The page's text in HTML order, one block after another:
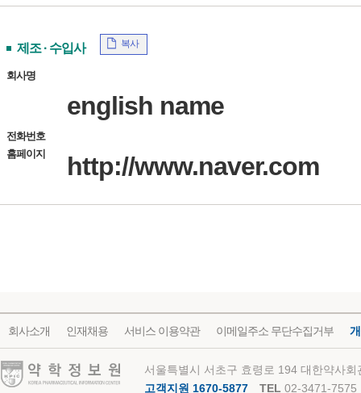
제조 · 수입사 복사
회사명
english name
전화번호
홈페이지
http://www.naver.com
회사소개 인재채용 서비스 이용약관 이메일주소 무단수집거부
약학정보원
서울특별시 서초구 효령로 194 대한약사
고객지원 1670-5877
TEL 02-3471-7575